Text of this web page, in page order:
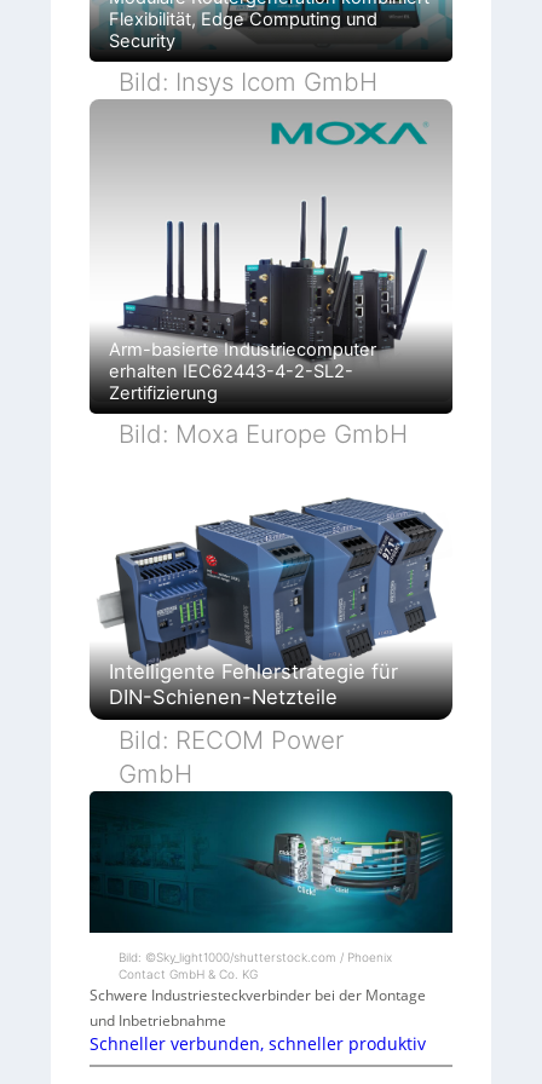
Flexibilität, Edge Computing und
Security
Bild: Insys Icom GmbH
Arm-basierte Industriecomputer
erhalten IEC62443-4-2-SL2-
Zertifizierung
Bild: Moxa Europe GmbH
Intelligente Fehlerstrategie für
DIN-Schienen-Netzteile
Bild: RECOM Power
GmbH
Bild: ©Sky_light1000/shutterstock.com / Phoenix
Contact GmbH & Co. KG
Schwere Industriesteckverbinder bei der Montage
und Inbetriebnahme
Schneller verbunden, schneller produktiv